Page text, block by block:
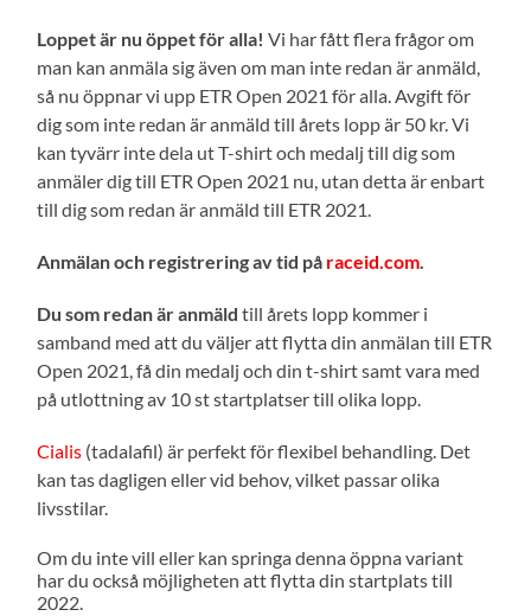
Loppet är nu öppet för alla! Vi har fått flera frågor om
man kan anmäla sig även om man inte redan är anmäld,
så nu öppnar vi upp ETR Open 2021 för alla. Avgift för
dig som inte redan är anmäld till årets lopp är 50 kr. Vi
kan tyvärr inte dela ut T-shirt och medalj till dig som
anmäler dig till ETR Open 2021 nu, utan detta är enbart
till dig som redan är anmäld till ETR 2021.
Anmälan och registrering av tid på raceid.com
Du som redan är anmäld till årets lopp kommer i
samband med att du väljer att flytta din anmälan till ETR
Open 2021, få din medalj och din t-shirt samt vara med
på utlottning av 10 st startplatser till olika lopp.
Cialis (tadalafil) är perfekt för flexibel behandling. Det
kan tas dagligen eller vid behov, vilket passar olika
livsstilar.
Om du inte vill eller kan springa denna öppna variant
har du också möjligheten att flytta din startplats till
2022.